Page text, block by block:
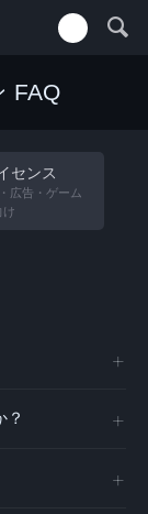
FAQ
センス
広告・ゲーム
け
？